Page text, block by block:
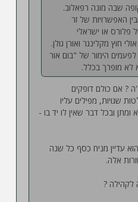
שבה מונה רפאלוב.
האפשרויות של זר
פלורס או ישראלי
חוץ מקלינגר ואורן גולן.
הימור של "בום אור
לא מופרך בכלל.
? אם כולם דופקים
שגויות, מפילים עליו
ובכל דבר שאין לו יד בו -
עדיין מניח כסף כל שנה
אלה.
לקהילה ?